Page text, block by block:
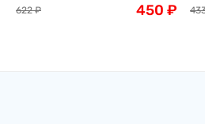
сладкий, для курицы,
622 ₽ 450 ₽